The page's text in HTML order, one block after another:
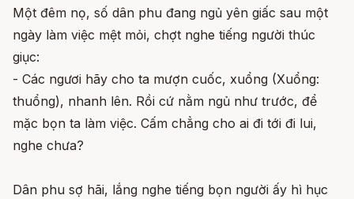
Một đêm nọ, số dân phu đang ngủ yên giấc sau một
ngày làm việc mệt mỏi, chợt nghe tiếng người thúc
giục:
- Các ngươi hãy cho ta mượn cuốc, xuổng (Xuổng:
thuổng), nhanh lên. Rồi cứ nằm ngủ như trước, để
mặc bọn ta làm việc. Cấm chẳng cho ai đi tới đi lui,
nghe chưa?
Dân phu sợ hãi, lắng nghe tiếng bọn người ấy hì hục